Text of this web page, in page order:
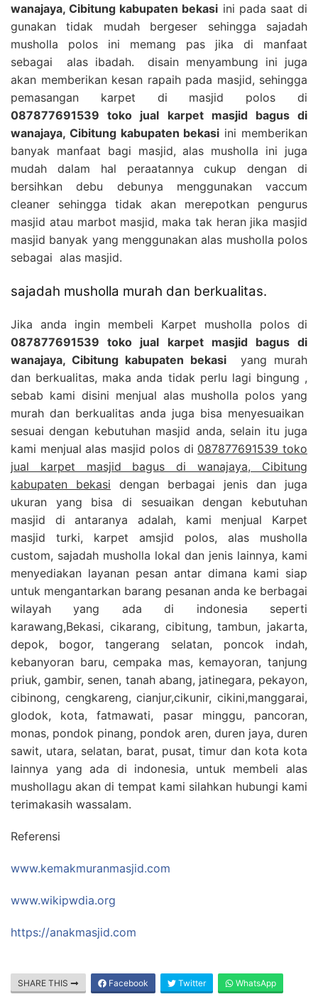
wanajaya, Cibitung kabupaten bekasi ini pada saat di
gunakan tidak mudah bergeser sehingga sajadah
musholla polos ini memang pas jika di manfaat
sebagai alas ibadah. disain menyambung ini juga
akan memberikan kesan rapaih pada masjid, sehingga
pemasangan karpet di masjid polos di
087877691539 toko jual karpet masjid bagus di
wanajaya, Cibitung kabupaten bekasi ini memberikan
banyak manfaat bagi masjid, alas musholla ini juga
mudah dalam hal peraatannya cukup dengan di
bersihkan debu debunya menggunakan vaccum
cleaner sehingga tidak akan merepotkan pengurus
masjid atau marbot masjid, maka tak heran jika masjid
masjid banyak yang menggunakan alas musholla polos
sebagai alas masjid.
sajadah musholla murah dan berkualitas.
Jika anda ingin membeli Karpet musholla polos di
087877691539 toko jual karpet masjid bagus di
wanajaya, Cibitung kabupaten bekasi yang murah
dan berkualitas, maka anda tidak perlu lagi bingung ,
sebab kami disini menjual alas musholla polos yang
murah dan berkualitas anda juga bisa menyesuaikan
sesuai dengan kebutuhan masjid anda, selain itu juga
kami menjual alas masjid polos di 087877691539 toko
jual karpet masjid bagus di wanajaya, Cibitung
kabupaten bekasi dengan berbagai jenis dan juga
ukuran yang bisa di sesuaikan dengan kebutuhan
masjid di antaranya adalah, kami menjual Karpet
masjid turki, karpet amsjid polos, alas musholla
custom, sajadah musholla lokal dan jenis lainnya, kami
menyediakan layanan pesan antar dimana kami siap
untuk mengantarkan barang pesanan anda ke berbagai
wilayah yang ada di indonesia seperti
karawang,Bekasi, cikarang, cibitung, tambun, jakarta,
depok, bogor, tangerang selatan, poncok indah,
kebanyoran baru, cempaka mas, kemayoran, tanjung
priuk, gambir, senen, tanah abang, jatinegara, pekayon,
cibinong, cengkareng, cianjur,cikunir, cikini,manggarai,
glodok, kota, fatmawati, pasar minggu, pancoran,
monas, pondok pinang, pondok aren, duren jaya, duren
sawit, utara, selatan, barat, pusat, timur dan kota kota
lainnya yang ada di indonesia, untuk membeli alas
mushollagu akan di tempat kami silahkan hubungi kami
terimakasih wassalam.
Referensi
www.kemakmuranmasjid.com
www.wikipwdia.org
https://anakmasjid.com
SHARE THIS Facebook Twitter WhatsApp